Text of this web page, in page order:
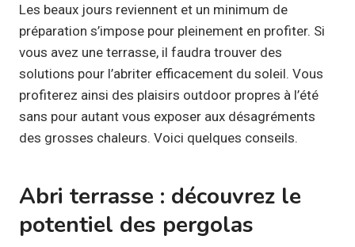
Les beaux jours reviennent et un minimum de
préparation s’impose pour pleinement en profiter. Si
vous avez une terrasse, il faudra trouver des
solutions pour l’abriter efficacement du soleil. Vous
profiterez ainsi des plaisirs outdoor propres à l’été
sans pour autant vous exposer aux désagréments
des grosses chaleurs. Voici quelques conseils.
Abri terrasse : découvrez le
potentiel des pergolas